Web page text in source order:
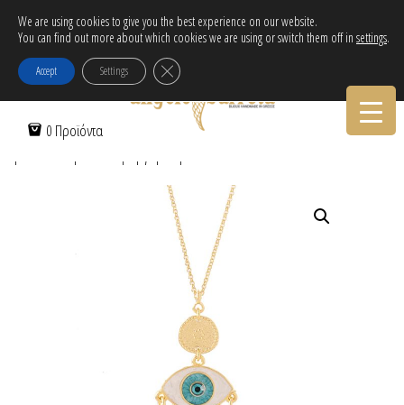
Δωρεάν αποστολή εντός Ελλάδας για αγορές άνω των 30€!
Tηλεφωνικες Παραγγελιες:30-2103222314
0 Προϊόντα
Αρχική Σελίδα/ Κολιέ/
/ Κολιέ αλυσίδα με λευκό
We are using cookies to give you the best experience on our website.
You can find out more about which cookies we are using or switch them off in settings.
Accept Settings Κλείσιμο του Cookie banner για το GDPR